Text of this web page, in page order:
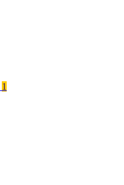
1